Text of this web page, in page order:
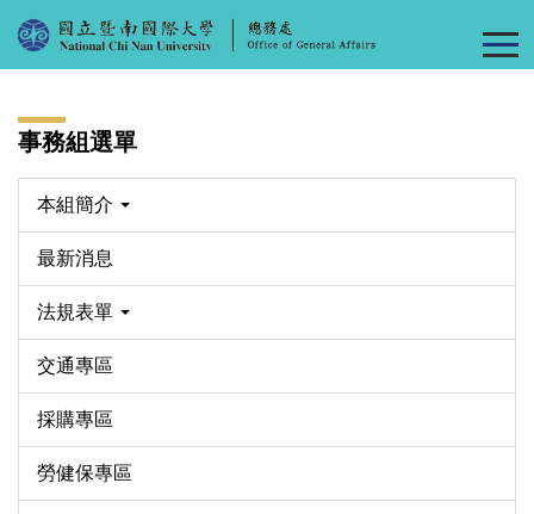
跳
到
主
內
事務組選單
本組簡介
最新消息
法規表單
交通專區
採購專區
勞健保專區